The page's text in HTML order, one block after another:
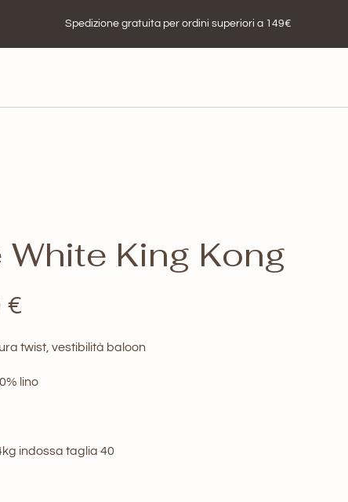
Spedizione gratuita per ordini superiori a 149€
White King Kong
€
prezzo
twist, vestibilità baloon
lino
indossa taglia 40